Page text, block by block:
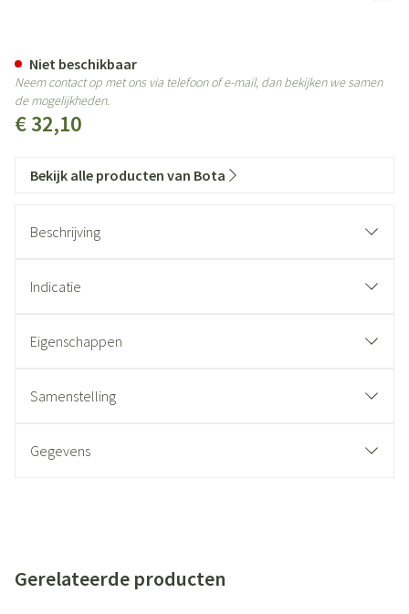
€ 32,10
Niet beschikbaar
Neem contact op met ons via telefoon of e-mail, dan bekijken we samen
de mogelijkheden.
Bekijk alle producten van Bota
Beschrijving
Indicatie
Eigenschappen
Samenstelling
Gegevens
Gerelateerde producten